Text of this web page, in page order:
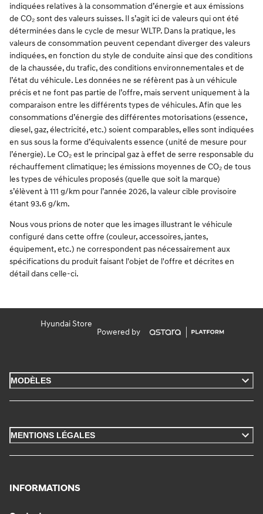
indiquées relatives à la consommation d’énergie et aux émissions
de CO₂ sont des valeurs suisses. Il s’agit ici de valeurs qui ont été
déterminées dans le cycle de mesur WLTP. Dans la pratique, les
valeurs de consommation peuvent cependant diverger des valeurs
indiquées, en fonction du style de conduite ainsi que des conditions
de la chaussée, du trafic, des conditions environnementales et de
l’état du véhicule. Les données ne se réfèrent pas à un véhicule
précis et ne font pas partie de l’offre, mais servent uniquement à la
comparaison entre les différents types de véhicules. Afin que les
consommations d’énergie des différentes motorisations (essence,
diesel, gaz, électricité, etc.) soient comparables, elles sont indiquées
en sus sous la forme d’équivalents essence (unité de mesure pour
l’énergie). Le CO₂ est le principal gaz à effet de serre responsable du
réchauffement climatique; les émissions moyennes de CO₂ de tous
les types de véhicules proposés (quelle que soit la marque)
s’élèvent à 111 g/km pour l’année 2026, la valeur cible provisoire
étant 93.6 g/km.
Nous vous prions de noter que les images illustrant le véhicule
configuré dans cette offre (couleur, accessoires, jantes,
équipement, etc.) ne correspondent pas nécessairement aux
spécifications du produit faisant l'objet de l'offre et décrites en
détail dans celle-ci.
Hyundai Store
Powered by
MODÈLES
MENTIONS LÉGALES
INFORMATIONS